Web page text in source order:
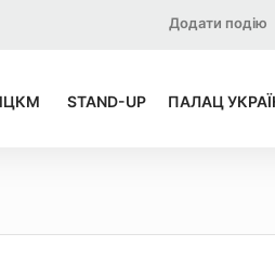
Додати подію
STAND-UP ПАЛАЦ